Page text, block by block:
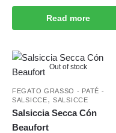
Read more
Out of stock
FEGATO GRASSO - PATÉ -
SALSICCE,SALSICCE
Salsiccia Secca Cón
Beaufort